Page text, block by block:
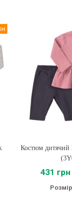
Купити
Костюм дитячий
431 грн